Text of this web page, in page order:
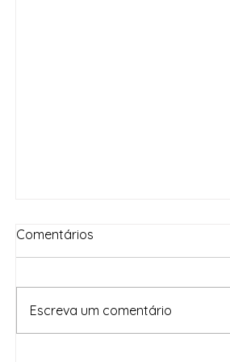
Comentários
Escreva um comentário